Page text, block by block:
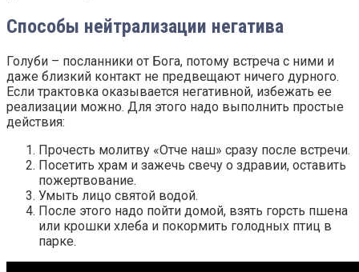
Способы нейтрализации негатива
Голуби – посланники от Бога, потому встреча с ними и
даже близкий контакт не предвещают ничего дурного.
Если трактовка оказывается негативной, избежать ее
реализации можно. Для этого надо выполнить простые
действия:
Прочесть молитву «Отче наш» сразу после встречи.
Посетить храм и зажечь свечу о здравии, оставить
пожертвование.
Умыть лицо святой водой.
После этого надо пойти домой, взять горсть пшена
или крошки хлеба и покормить голодных птиц в
парке.